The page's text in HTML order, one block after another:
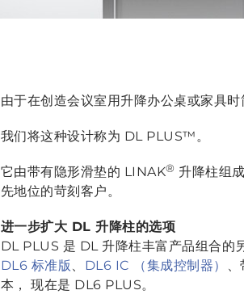
由于在创造会议室用升降办公桌或家具
我们将这种设计称为 DL PLUS™。
它由带有隐形滑垫的 LINAK® 升降柱组
先地位的苛刻客户。
进一步扩大 DL 升降柱的选项
DL PLUS 是 DL 升降柱丰富产品组合的
DL6 标准版 、 DL6 IC （集成控制器）
本， 现在是 DL6 PLUS。